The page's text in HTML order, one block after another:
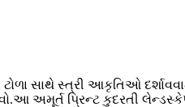
સાથે સ્ત્રી આકૃતિઓ
અમૂર્ત પ્રિન્ટ કુદરતી